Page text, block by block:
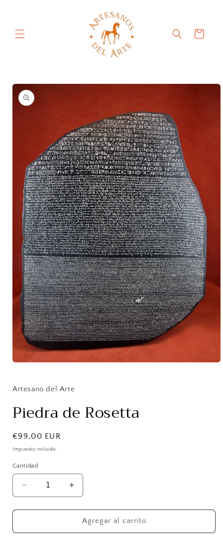
Carrito
directamente
información
1
ventana
modal
Artesano del Arte
Piedra de Rosetta
Precio
habitual
€99,00 EUR
Impuesto incluido.
Cantidad
Reducir
cantidad
para
de
Aumentar
cantidad
para
Piedra
de
Agregar al carrito